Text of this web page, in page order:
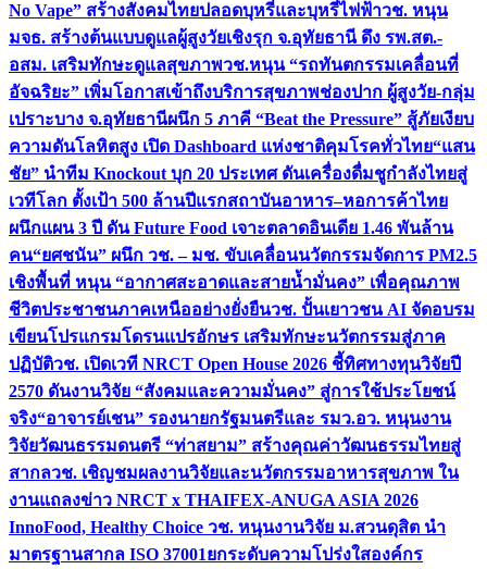
No Vape” สร้างสังคมไทยปลอดบุหรี่และบุหรี่ไฟฟ้าวช. หนุน
มจธ. สร้างต้นแบบดูแลผู้สูงวัยเชิงรุก จ.อุทัยธานี ดึง รพ.สต.-
อสม. เสริมทักษะดูแลสุขภาพวช.หนุน “รถทันตกรรมเคลื่อนที่
อัจฉริยะ” เพิ่มโอกาสเข้าถึงบริการสุขภาพช่องปาก ผู้สูงวัย-กลุ่ม
เปราะบาง จ.อุทัยธานีผนึก 5 ภาคี “Beat the Pressure” สู้ภัยเงียบ
ความดันโลหิตสูง เปิด Dashboard แห่งชาติคุมโรคทั่วไทย“แสน
ชัย” นำทีม Knockout บุก 20 ประเทศ ดันเครื่องดื่มชูกำลังไทยสู่
เวทีโลก ตั้งเป้า 500 ล้านปีแรกสถาบันอาหาร–หอการค้าไทย
ผนึกแผน 3 ปี ดัน Future Food เจาะตลาดอินเดีย 1.46 พันล้าน
คน“ยศชนัน” ผนึก วช. – มช. ขับเคลื่อนนวัตกรรมจัดการ PM2.5
เชิงพื้นที่ หนุน “อากาศสะอาดและสายน้ำมั่นคง” เพื่อคุณภาพ
ชีวิตประชาชนภาคเหนืออย่างยั่งยืนวช. ปั้นเยาวชน AI จัดอบรม
เขียนโปรแกรมโดรนแปรอักษร เสริมทักษะนวัตกรรมสู่ภาค
ปฏิบัติวช. เปิดเวที NRCT Open House 2026 ชี้ทิศทางทุนวิจัยปี
2570 ดันงานวิจัย “สังคมและความมั่นคง” สู่การใช้ประโยชน์
จริง“อาจารย์เชน” รองนายกรัฐมนตรีและ รมว.อว. หนุนงาน
วิจัยวัฒนธรรมดนตรี “ท่าสยาม” สร้างคุณค่าวัฒนธรรมไทยสู่
สากลวช. เชิญชมผลงานวิจัยและนวัตกรรมอาหารสุขภาพ ใน
งานแถลงข่าว NRCT x THAIFEX-ANUGA ASIA 2026
InnoFood, Healthy Choice วช. หนุนงานวิจัย ม.สวนดุสิต นำ
มาตรฐานสากล ISO 37001ยกระดับความโปร่งใสองค์กร